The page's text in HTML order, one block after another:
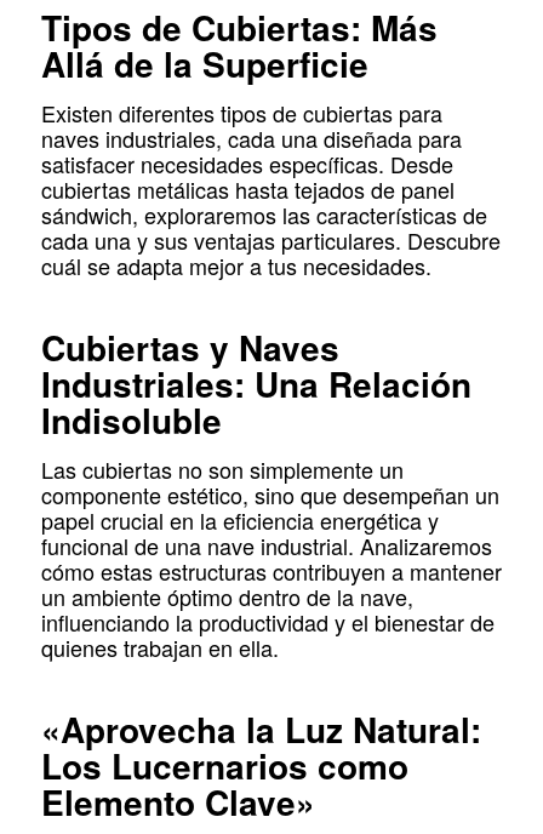
Tipos de Cubiertas: Más
Allá de la Superficie
Existen diferentes tipos de cubiertas para
naves industriales, cada una diseñada para
satisfacer necesidades específicas. Desde
cubiertas metálicas hasta tejados de panel
sándwich, exploraremos las características de
cada una y sus ventajas particulares. Descubre
cuál se adapta mejor a tus necesidades.
Cubiertas y Naves
Industriales: Una Relación
Indisoluble
Las cubiertas no son simplemente un
componente estético, sino que desempeñan un
papel crucial en la eficiencia energética y
funcional de una nave industrial. Analizaremos
cómo estas estructuras contribuyen a mantener
un ambiente óptimo dentro de la nave,
influenciando la productividad y el bienestar de
quienes trabajan en ella.
«Aprovecha la Luz Natural:
Los Lucernarios como
Elemento Clave»